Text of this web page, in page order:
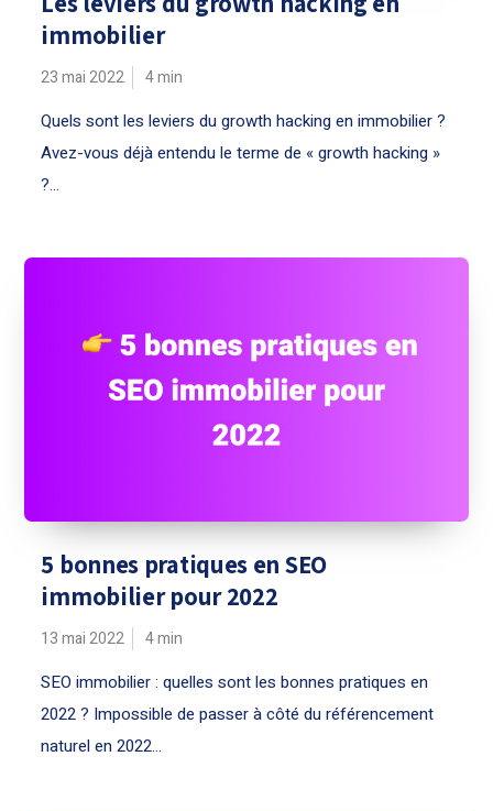
immobilier
23 mai 2022 4min
Quels sont les leviers du growth hacking en immobilier ?
Avez-vous déjà entendu le terme de « growth hacking »
?...
5 bonnes pratiques en SEO
immobilier pour 2022
13 mai 2022 4min
SEO immobilier : quelles sont les bonnes pratiques en
2022 ? Impossible de passer à côté du référencement
naturel en 2022...